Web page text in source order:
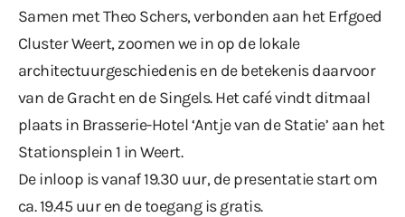
Samen met Theo Schers, verbonden aan het Erfgoed
Cluster Weert, zoomen we in op de lokale
architectuurgeschiedenis en de betekenis daarvoor
van de Gracht en de Singels. Het café vindt ditmaal
plaats in Brasserie-Hotel ‘Antje van de Statie’ aan het
Stationsplein 1 in Weert.
De inloop is vanaf 19.30 uur, de presentatie start om
ca. 19.45 uur en de toegang is gratis.